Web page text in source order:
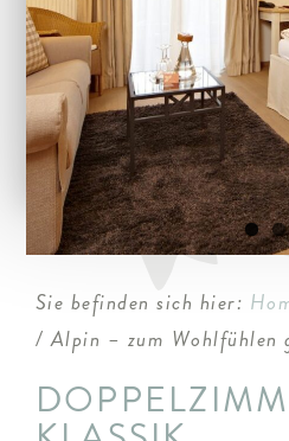
Sie befinden sich hier:
/ Alpin – zum Wohlfühlen